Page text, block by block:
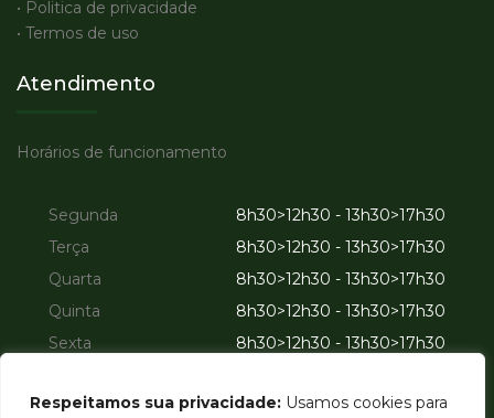
Respeitamos sua privacidade: Usamos cookies para
• Politica de privacidade
• Termos de uso
Atendimento
Horários de funcionamento
Segunda
8h30>12h30 - 13h30>17h30
Terça
8h30>12h30 - 13h30>17h30
Quarta
8h30>12h30 - 13h30>17h30
Quinta
8h30>12h30 - 13h30>17h30
Sexta
8h30>12h30 - 13h30>17h30
Domingo
Fechado